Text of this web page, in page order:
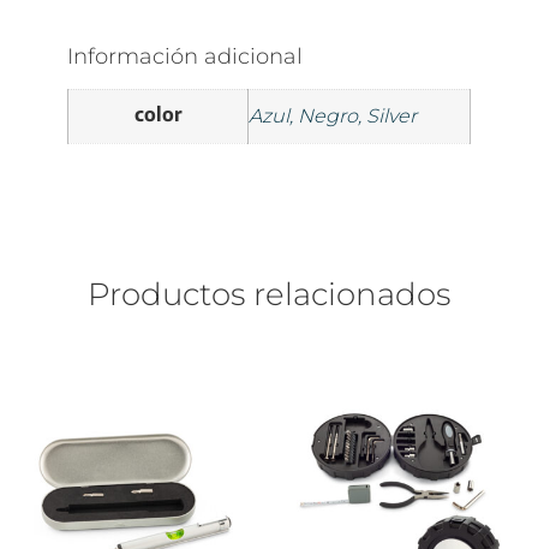
Información adicional
color Azul, Negro, Silver
Productos relacionados